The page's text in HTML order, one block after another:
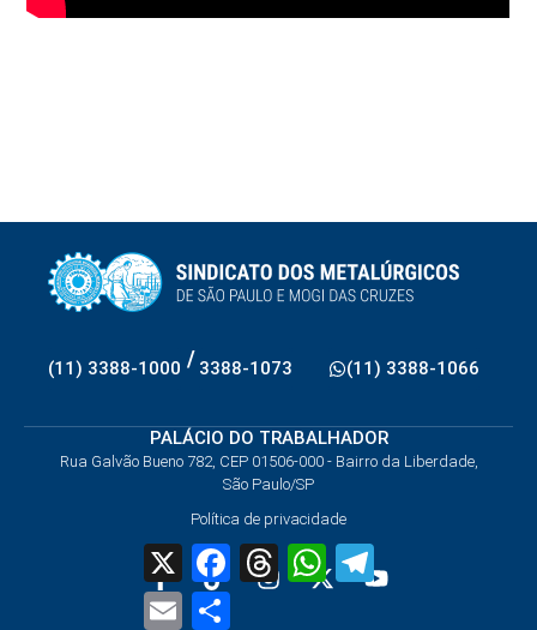
(11) 3388-1000 / 3388-1073 (11) 3388-1066
PALÁCIO DO TRABALHADOR
Rua Galvão Bueno 782, CEP 01506-000 - Bairro da Liberdade,
São Paulo/SP
Política de privacidade
X FacebookThreadsWhatsApp
Email